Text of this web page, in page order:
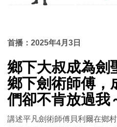
首播：2025年4月3日
鄉下大叔成為劍
鄉下劍術師傅，
們卻不肯放過我
講述平凡劍術師傅貝利爾在鄉